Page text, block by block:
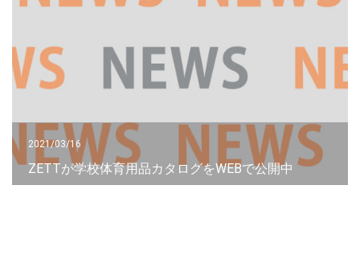
2021/03/16
ZETTが学校体育用品カタログをWEBで公開中